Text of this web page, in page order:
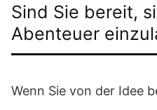
Sind Sie bereit,
Abenteuer
Wenn Sie von der Idee